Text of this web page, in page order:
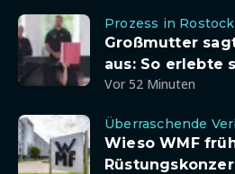
Prozess in Rostock
Großmutter
aus: So erlebte
Vor 52 Minuten
Überraschende
Wieso WMF